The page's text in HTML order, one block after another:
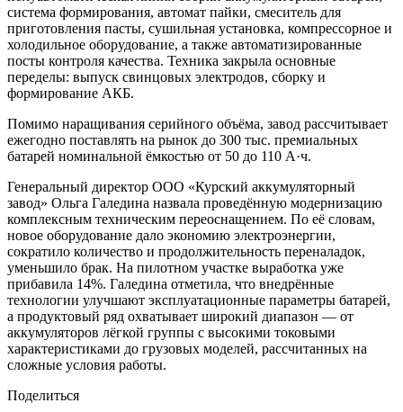
система формирования, автомат пайки, смеситель для
приготовления пасты, сушильная установка, компрессорное и
холодильное оборудование, а также автоматизированные
посты контроля качества. Техника закрыла основные
переделы: выпуск свинцовых электродов, сборку и
формирование АКБ.
Помимо наращивания серийного объёма, завод рассчитывает
ежегодно поставлять на рынок до 300 тыс. премиальных
батарей номинальной ёмкостью от 50 до 110 А·ч.
Генеральный директор ООО «Курский аккумуляторный
завод» Ольга Галедина назвала проведённую модернизацию
комплексным техническим переоснащением. По её словам,
новое оборудование дало экономию электроэнергии,
сократило количество и продолжительность переналадок,
уменьшило брак. На пилотном участке выработка уже
прибавила 14%. Галедина отметила, что внедрённые
технологии улучшают эксплуатационные параметры батарей,
а продуктовый ряд охватывает широкий диапазон — от
аккумуляторов лёгкой группы с высокими токовыми
характеристиками до грузовых моделей, рассчитанных на
сложные условия работы.
Поделиться